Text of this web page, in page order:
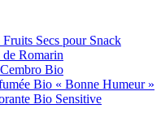
Secs pour Snack
Romarin
Bio
Bio « Bonne Humeur »
Bio Sensitive